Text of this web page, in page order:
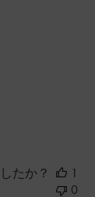
たか？
1
0